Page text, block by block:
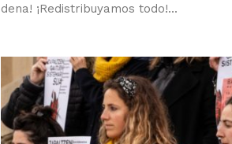
dena! ¡Redistribuyamos todo!...